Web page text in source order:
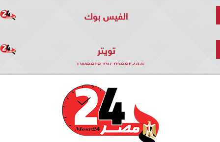
الفيس بوك
تويتر
Tweets by mesr244